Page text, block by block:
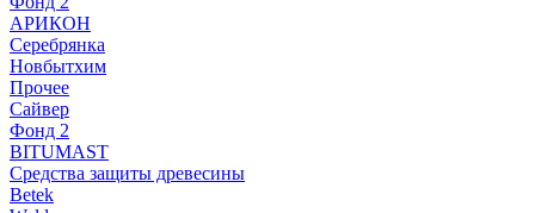
АРИКОН
Серебрянка
Новбытхим
Прочее
Сайвер
Фонд 2
BITUMAST
Средства защиты древесины
Betek